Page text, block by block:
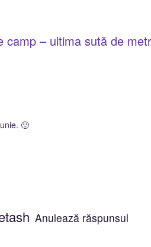
camp – ultima sută de
🙂
Anulează răspunsul